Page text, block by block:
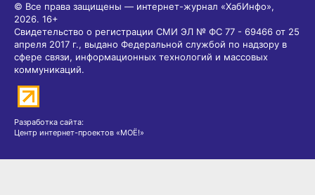
© Все права защищены — интернет-журнал «ХабИнфо»,
2026. 16+
Свидетельство о регистрации СМИ ЭЛ № ФС 77 - 69466 от 25
апреля 2017 г., выдано Федеральной службой по надзору в
сфере связи, информационных технологий и массовых
коммуникаций.
Разработка сайта:
Центр интернет-проектов «МОЁ!»